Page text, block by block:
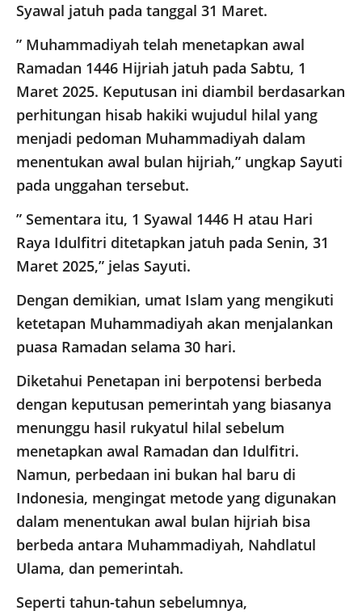
Syawal jatuh pada tanggal 31 Maret.
” Muhammadiyah telah menetapkan awal
Ramadan 1446 Hijriah jatuh pada Sabtu, 1
Maret 2025. Keputusan ini diambil berdasarkan
perhitungan hisab hakiki wujudul hilal yang
menjadi pedoman Muhammadiyah dalam
menentukan awal bulan hijriah,” ungkap Sayuti
pada unggahan tersebut.
” Sementara itu, 1 Syawal 1446 H atau Hari
Raya Idulfitri ditetapkan jatuh pada Senin, 31
Maret 2025,” jelas Sayuti.
Dengan demikian, umat Islam yang mengikuti
ketetapan Muhammadiyah akan menjalankan
puasa Ramadan selama 30 hari.
Diketahui Penetapan ini berpotensi berbeda
dengan keputusan pemerintah yang biasanya
menunggu hasil rukyatul hilal sebelum
menetapkan awal Ramadan dan Idulfitri.
Namun, perbedaan ini bukan hal baru di
Indonesia, mengingat metode yang digunakan
dalam menentukan awal bulan hijriah bisa
berbeda antara Muhammadiyah, Nahdlatul
Ulama, dan pemerintah.
Seperti tahun-tahun sebelumnya,